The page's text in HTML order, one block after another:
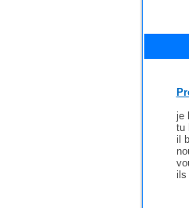
je
tu
il
ils